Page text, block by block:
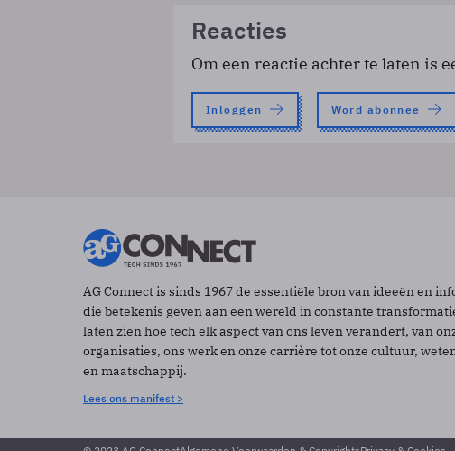
Reacties
Om een reactie achter te laten is
Inloggen Word abonnee
AG Connect is sinds 1967 de essentiële bron van ideeën en
die betekenis geven aan een wereld in constante
laten zien hoe tech elk aspect van ons leven verandert, van
organisaties, ons werk en onze carrière tot onze cultuur,
en maatschappij.
Lees ons manifest >